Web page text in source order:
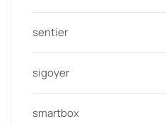
sentier
sigoyer
smartbox